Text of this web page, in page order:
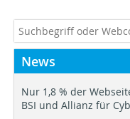
News
Nur 1,8 % der
BSI und Allianz für